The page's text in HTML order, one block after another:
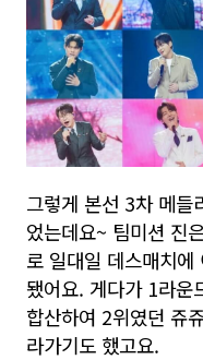
그렇게 본선 3차 메들
었는데요~ 팀미션 진
로 일대일 데스매치
됐어요. 게다가 1라운
합산하여 2위였던 쥬
라가기도 했고요.